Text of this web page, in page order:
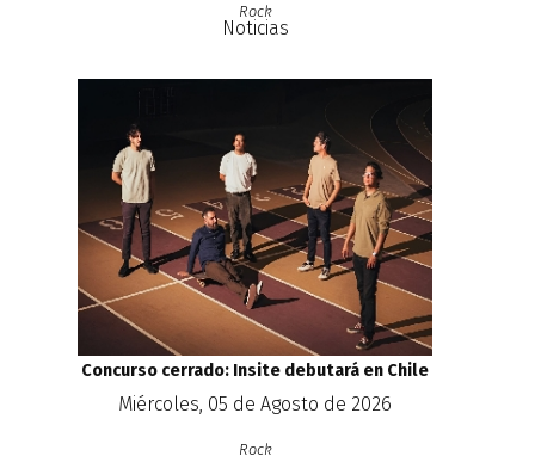
Rock
Noticias
Concurso cerrado: Insite debutará en Chile
Miércoles, 05 de Agosto de 2026
Rock